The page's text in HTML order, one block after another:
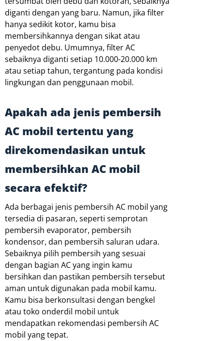
diganti dengan yang baru. Namun, jika filter
hanya sedikit kotor, kamu bisa
membersihkannya dengan sikat atau
penyedot debu. Umumnya, filter AC
sebaiknya diganti setiap 10.000-20.000 km
atau setiap tahun, tergantung pada kondisi
lingkungan dan penggunaan mobil.
Apakah ada jenis pembersih
AC mobil tertentu yang
direkomendasikan untuk
membersihkan AC mobil
secara efektif?
Ada berbagai jenis pembersih AC mobil yang
tersedia di pasaran, seperti semprotan
pembersih evaporator, pembersih
kondensor, dan pembersih saluran udara.
Sebaiknya pilih pembersih yang sesuai
dengan bagian AC yang ingin kamu
bersihkan dan pastikan pembersih tersebut
aman untuk digunakan pada mobil kamu.
Kamu bisa berkonsultasi dengan bengkel
atau toko onderdil mobil untuk
mendapatkan rekomendasi pembersih AC
mobil yang tepat.